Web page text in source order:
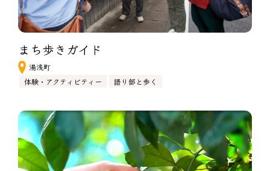
まち歩きガイド
湯浅町
体験・アクティビティー
語り部と歩く